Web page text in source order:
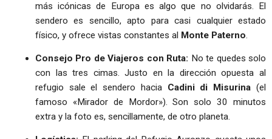
más icónicas de Europa es algo que no olvidarás. El
sendero es sencillo, apto para casi cualquier estado
físico, y ofrece vistas constantes al Monte Paterno.
Consejo Pro de Viajeros con Ruta: No te quedes solo
con las tres cimas. Justo en la dirección opuesta al
refugio sale el sendero hacia Cadini di Misurina (el
famoso «Mirador de Mordor»). Son solo 30 minutos
extra y la foto es, sencillamente, de otro planeta.